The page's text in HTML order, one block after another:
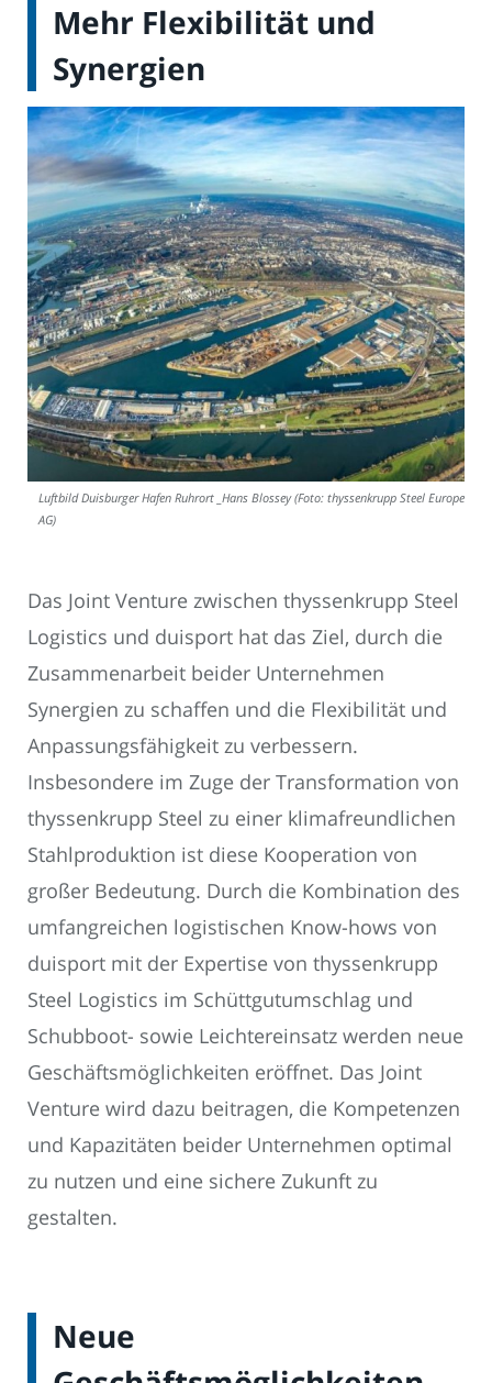
Mehr Flexibilität und
Synergien
Luftbild Duisburger Hafen Ruhrort _Hans Blossey (Foto: thyssenkrupp Steel Europe
AG)
Das Joint Venture zwischen thyssenkrupp Steel
Logistics und duisport hat das Ziel, durch die
Zusammenarbeit beider Unternehmen
Synergien zu schaffen und die Flexibilität und
Anpassungsfähigkeit zu verbessern.
Insbesondere im Zuge der Transformation von
thyssenkrupp Steel zu einer klimafreundlichen
Stahlproduktion ist diese Kooperation von
großer Bedeutung. Durch die Kombination des
umfangreichen logistischen Know-hows von
duisport mit der Expertise von thyssenkrupp
Steel Logistics im Schüttgutumschlag und
Schubboot- sowie Leichtereinsatz werden neue
Geschäftsmöglichkeiten eröffnet. Das Joint
Venture wird dazu beitragen, die Kompetenzen
und Kapazitäten beider Unternehmen optimal
zu nutzen und eine sichere Zukunft zu
gestalten.
Neue